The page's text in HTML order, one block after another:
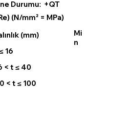
< t ≤ 100
< t ≤ 40
16
Mi
n
(mm)
(N/mm² = MPa)
Durumu: +QT